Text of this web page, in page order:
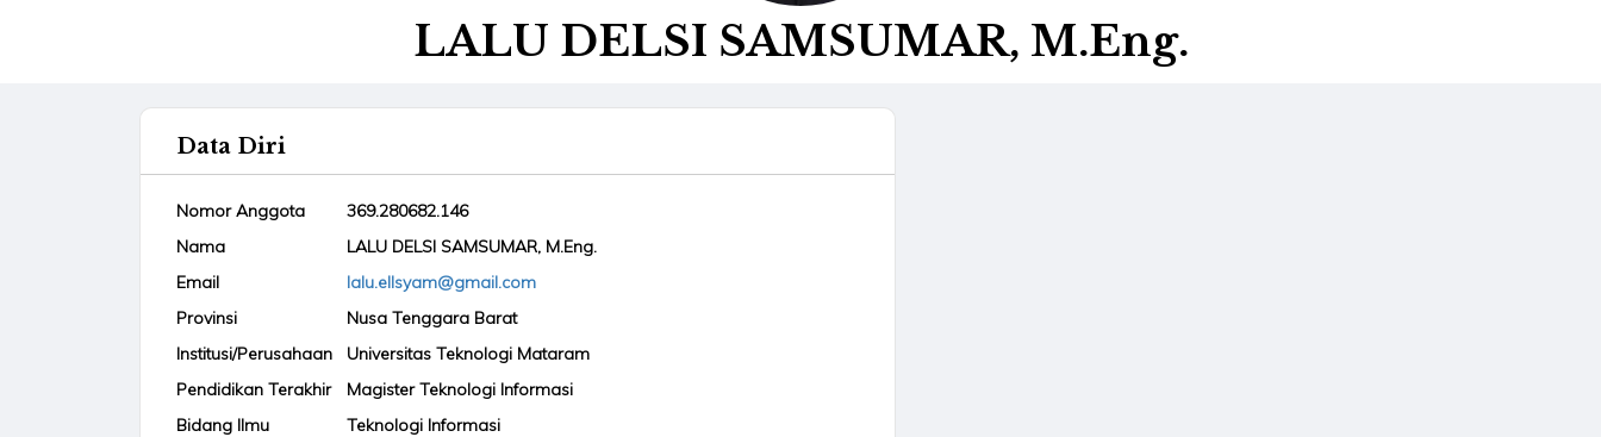
LALU DELSI SAMSUMAR, M.Eng.
Data Diri
Nomor Anggota
369.280682.146
Nama
LALU DELSI SAMSUMAR, M.Eng.
Email
lalu.ellsyam@gmail.com
Provinsi
Nusa Tenggara Barat
Institusi/Perusahaan
Universitas Teknologi Mataram
Pendidikan Terakhir
Magister Teknologi Informasi
Bidang Ilmu
Teknologi Informasi